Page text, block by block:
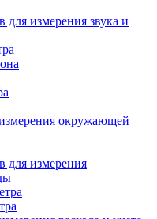
для измерения звука и
окружающей
для измерения